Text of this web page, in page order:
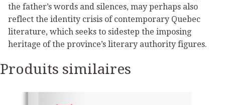
the father’s words and silences, may perhaps also
reflect the identity crisis of contemporary Quebec
literature, which seeks to sidestep the imposing
heritage of the province’s literary authority figures.
Produits similaires